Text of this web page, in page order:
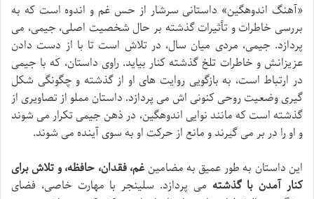
«آهنگ اندوهگین» داستانی سرشار از حس غم و اندوه است که به
بررسی خاطرات و تأثیرات گذشته بر حال شخصیت اصلی، جیمی، می
پردازد. جیمی، مردی میان سال، در تلاش است تا با از دست دادن
عزیزانش و خاطرات تلخ گذشته کنار بیاید. راوی داستان، که با جیمی
در ارتباط است، به بازگویی روایت های او از گذشته و چگونگی شکل
گیری وضعیت روحی کنونی اش می پردازد. داستان مملو از تصاویری از
گذشته است که مانند نوایی اندوهگین، در ذهن جیمی تکرار می شوند
و او را در بر می گیرند و مانع از حرکت او به سوی آینده می شوند.
این داستان به طور عمیق به مضامینغم، فقدان، حافظه، و تلاش برای
کنار آمدن با گذشته می پردازد. سلینجر با مهارت خاصی، فضای